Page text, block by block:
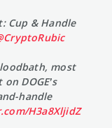
Cup & Handle
most
DOGE’s
handle
H3a8XljidZ